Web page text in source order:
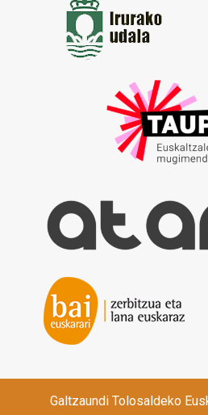
Galtzaundi Tolosaldeko